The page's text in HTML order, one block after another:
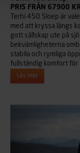
PRIS FRÅN 67900
Terhi 450 Sloep är
med att kryssa längs
gott sällskap ute på
bekvämligheterna
stabila och rymliga
fullständig komfort för
Läs mer